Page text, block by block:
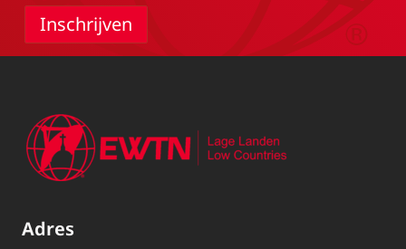
Adres